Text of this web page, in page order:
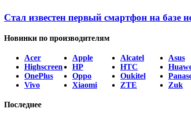
Стал известен первый смартфон на базе
Новинки по производителям
Acer Apple Alcatel Asus
Highscreen
HP HTC
OnePlus
Oppo Oukitel
Vivo
Xiaomi ZTE Zuk
Последнее